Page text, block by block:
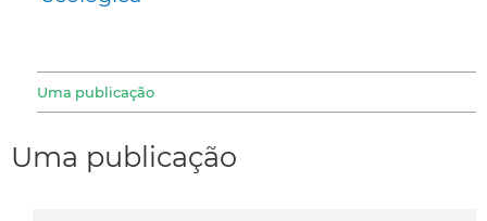
Uma publicação
Uma publicação